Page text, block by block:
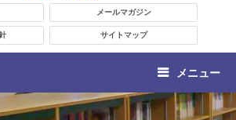
メールマガジン
サイトマップ
メニュー